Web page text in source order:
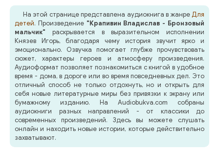
На этой странице представлена аудиокнига в жанреДля
детей. Произведение "Крапивин Владислав - Бронзовый
мальчик" раскрывается в выразительном исполнении
Князев Игорь, благодаря чему история звучит ярко и
эмоционально. Озвучка помогает глубже прочувствовать
сюжет, характеры героев и атмосферу произведения.
Аудиоформат позволяет познакомиться с книгой в удобное
время - дома, в дороге или во время повседневных дел. Это
отличный способ не только отдохнуть, но и открыть для
себя новые литературные миры без привязки к экрану или
бумажному изданию. На Audiobukva.com собраны
аудиокниги разных направлений - от классики до
современных произведений. Здесь вы можете слушать
онлайн и находить новые истории, которые действительно
захватывают.